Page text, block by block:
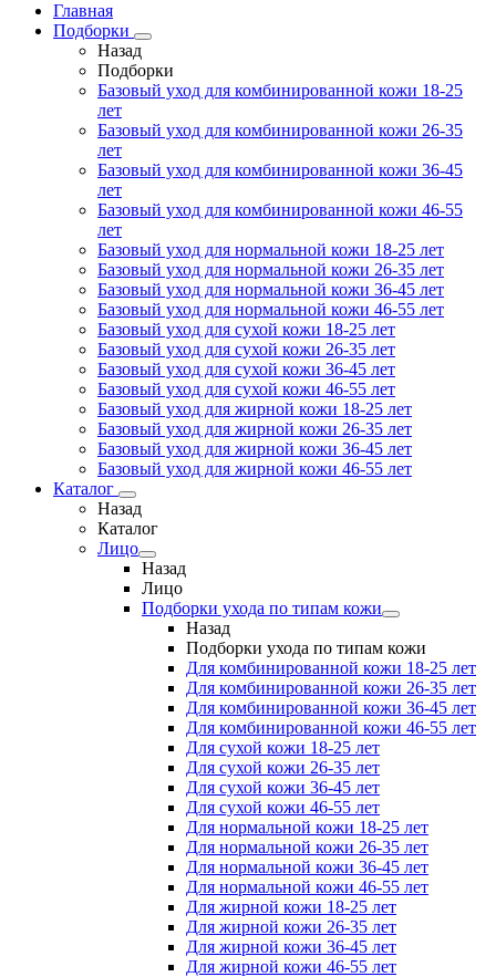
Главная
Подборки
Назад
Подборки
Базовый уход для комбинированной кожи 18-25
лет
Базовый уход для комбинированной кожи 26-35
лет
Базовый уход для комбинированной кожи 36-45
лет
Базовый уход для комбинированной кожи 46-55
лет
Базовый уход для нормальной кожи 18-25 лет
Базовый уход для нормальной кожи 26-35 лет
Базовый уход для нормальной кожи 36-45 лет
Базовый уход для нормальной кожи 46-55 лет
Базовый уход для сухой кожи 18-25 лет
Базовый уход для сухой кожи 26-35 лет
Базовый уход для сухой кожи 36-45 лет
Базовый уход для сухой кожи 46-55 лет
Базовый уход для жирной кожи 18-25 лет
Базовый уход для жирной кожи 26-35 лет
Базовый уход для жирной кожи 36-45 лет
Базовый уход для жирной кожи 46-55 лет
Каталог
Назад
Каталог
Лицо
Назад
Лицо
Подборки ухода по типам кожи
Назад
Подборки ухода по типам кожи
Для комбинированной кожи 18-25 лет
Для комбинированной кожи 26-35 лет
Для комбинированной кожи 36-45 лет
Для комбинированной кожи 46-55 лет
Для сухой кожи 18-25 лет
Для сухой кожи 26-35 лет
Для сухой кожи 36-45 лет
Для сухой кожи 46-55 лет
Для нормальной кожи 18-25 лет
Для нормальной кожи 26-35 лет
Для нормальной кожи 36-45 лет
Для нормальной кожи 46-55 лет
Для жирной кожи 18-25 лет
Для жирной кожи 26-35 лет
Для жирной кожи 36-45 лет
Для жирной кожи 46-55 лет